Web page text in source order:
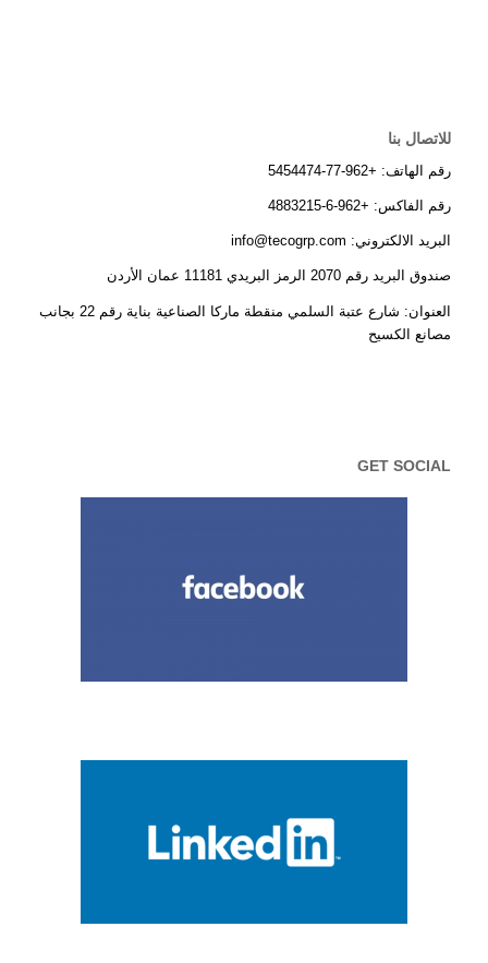
للاتصال بنا
رقم الهاتف: +962-77-5454474
رقم الفاكس: +962-6-4883215
البريد الالكتروني: info@tecogrp.com
صندوق البريد رقم 2070 الرمز البريدي 11181 عمان الأردن
العنوان: شارع عتبة السلمي منقطة ماركا الصناعية بناية رقم 22 بجانب
مصانع الكسيح
GET SOCIAL